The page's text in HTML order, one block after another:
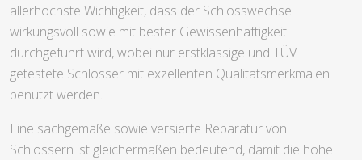
allerhöchste Wichtigkeit, dass der Schlosswechsel
wirkungsvoll sowie mit bester Gewissenhaftigkeit
durchgeführt wird, wobei nur erstklassige und TÜV
getestete Schlösser mit exzellenten Qualitätsmerkmalen
benutzt werden.
Eine sachgemäße sowie versierte Reparatur von
Schlössern ist gleichermaßen bedeutend, damit die hohe